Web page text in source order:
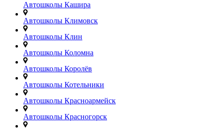
Автошколы Кашира
Автошколы Климовск
Автошколы Клин
Автошколы Коломна
Автошколы Королёв
Автошколы Котельники
Автошколы Красноармейск
Автошколы Красногорск